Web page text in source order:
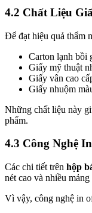
4.2 Chất Liệu
Để đạt hiệu quả thẩm
Carton lạnh bồi
Giấy mỹ thuật
Giấy vân cao
Giấy nhuộm
Những chất liệu này
phẩm.
4.3 Công Nghệ
Các chi tiết trên hộp
nét cao và nhiều
Vì vậy, công nghệ in